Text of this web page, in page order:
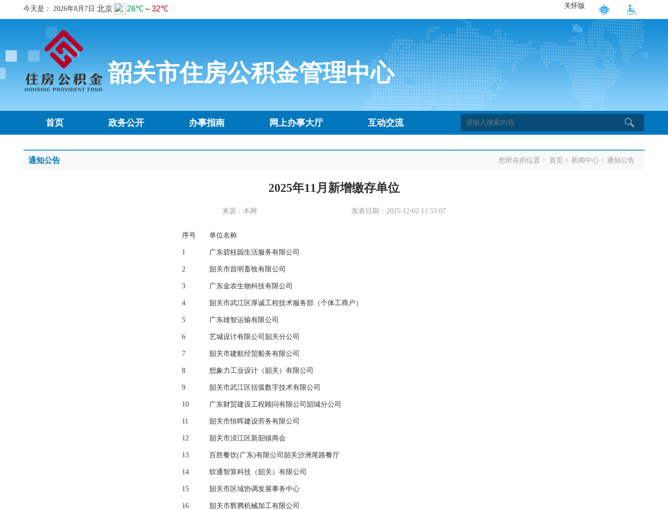
今天是： 2026年8月7日 关怀版
韶关市住房公积金管理中心
首页 政务公开 办事指南 网上办事大厅 互动交流
您所在的位置： 首页 > 新闻中心 > 通知公告
通知公告
2025年11月新增缴存单位
来源：本网 发表日期：2025-12-02 11:53:07
序号 单位名称
1 广东碧桂园生活服务有限公司
2 韶关市昌明畜牧有限公司
3 广东金农生物科技有限公司
4 韶关市武江区厚诚工程技术服务部（个体工商户）
5 广东雄智运输有限公司
6 艺城设计有限公司韶关分公司
7 韶关市建航经贸船务有限公司
8 想象力工业设计（韶关）有限公司
9 韶关市武江区括弧数字技术有限公司
10 广东财贸建设工程顾问有限公司韶城分公司
11 韶关市恒晖建设劳务有限公司
12 韶关市浈江区新韶镇商会
13 百胜餐饮(广东)有限公司韶关沙洲尾路餐厅
14 软通智算科技（韶关）有限公司
15 韶关市区域协调发展事务中心
16 韶关市辉腾机械加工有限公司